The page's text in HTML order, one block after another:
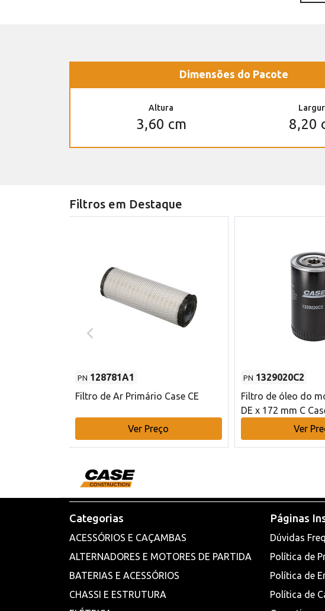
Dimensões do Pacote
Altura
3,60 cm 8,20
Filtros em Destaque
PN 128781A1
Filtro de Ar Primário Case CE
Ver Preço
PN 1329020C2
Filtro de óleo do
DE x 172 mm C
Ver
Categorias
ACESSÓRIOS E CAÇAMBAS
ALTERNADORES E MOTORES DE PARTIDA
BATERIAS E ACESSÓRIOS
CHASSI E ESTRUTURA
Páginas
Dúvidas
Política de
Política de
Política de